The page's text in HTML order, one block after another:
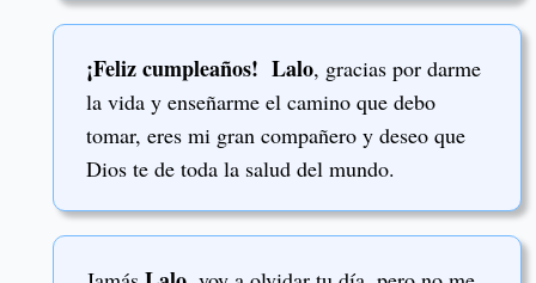
¡Feliz cumpleaños! Lalo, gracias por darme
la vida y enseñarme el camino que debo
tomar, eres mi gran compañero y deseo que
Dios te de toda la salud del mundo.